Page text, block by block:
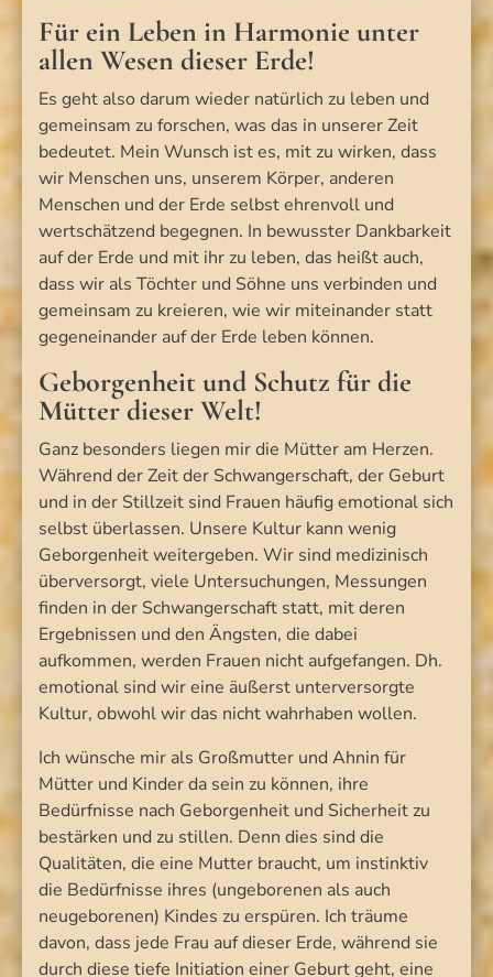
Für ein Leben in Harmonie unter
allen Wesen dieser Erde!
Es geht also darum wieder natürlich zu leben und
gemeinsam zu forschen, was das in unserer Zeit
bedeutet. Mein Wunsch ist es, mit zu wirken, dass
wir Menschen uns, unserem Körper, anderen
Menschen und der Erde selbst ehrenvoll und
wertschätzend begegnen. In bewusster Dankbarkeit
auf der Erde und mit ihr zu leben, das heißt auch,
dass wir als Töchter und Söhne uns verbinden und
gemeinsam zu kreieren, wie wir miteinander statt
gegeneinander auf der Erde leben können.
Geborgenheit und Schutz für die
Mütter dieser Welt!
Ganz besonders liegen mir die Mütter am Herzen.
Während der Zeit der Schwangerschaft, der Geburt
und in der Stillzeit sind Frauen häufig emotional sich
selbst überlassen. Unsere Kultur kann wenig
Geborgenheit weitergeben. Wir sind medizinisch
überversorgt, viele Untersuchungen, Messungen
finden in der Schwangerschaft statt, mit deren
Ergebnissen und den Ängsten, die dabei
aufkommen, werden Frauen nicht aufgefangen. Dh.
emotional sind wir eine äußerst unterversorgte
Kultur, obwohl wir das nicht wahrhaben wollen.
Ich wünsche mir als Großmutter und Ahnin für
Mütter und Kinder da sein zu können, ihre
Bedürfnisse nach Geborgenheit und Sicherheit zu
bestärken und zu stillen. Denn dies sind die
Qualitäten, die eine Mutter braucht, um instinktiv
die Bedürfnisse ihres (ungeborenen als auch
neugeborenen) Kindes zu erspüren. Ich träume
davon, dass jede Frau auf dieser Erde, während sie
durch diese tiefe Initiation einer Geburt geht, eine